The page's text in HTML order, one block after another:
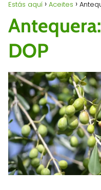
Estás aquí Aceites
DOP